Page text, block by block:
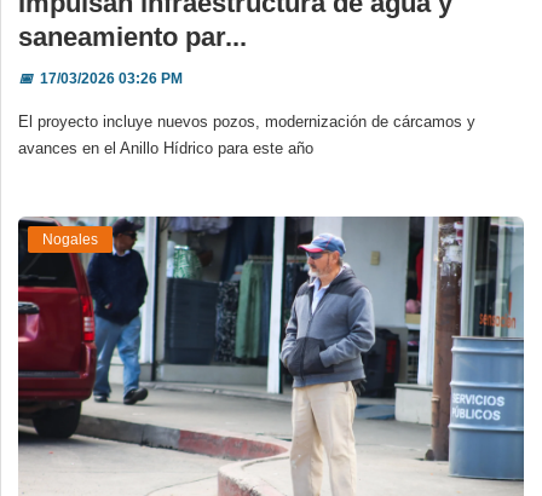
saneamiento par...
📅17/03/2026 03:26 PM
El proyecto incluye nuevos pozos, modernización de cárcamos y
avances en el Anillo Hídrico para este año
Nogales